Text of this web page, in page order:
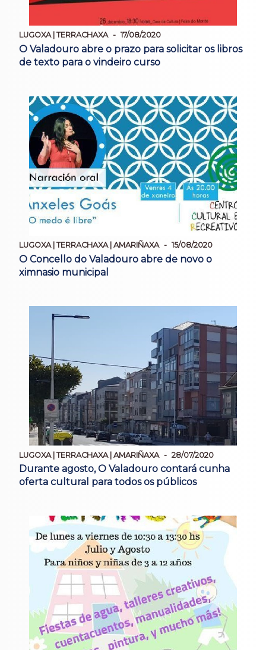
LUGOXA | TERRACHAXA 17/08/2020
O Valadouro abre o prazo para solicitar os libros
de texto para o vindeiro curso
LUGOXA | TERRACHAXA | AMARIÑAXA 15/08/2020
O Concello do Valadouro abre de novo o
ximnasio municipal
LUGOXA | TERRACHAXA | AMARIÑAXA 28/07/2020
Durante agosto, O Valadouro contará cunha
oferta cultural para todos os públicos